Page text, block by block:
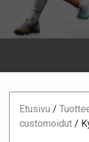
Etusivu /
customoidut /